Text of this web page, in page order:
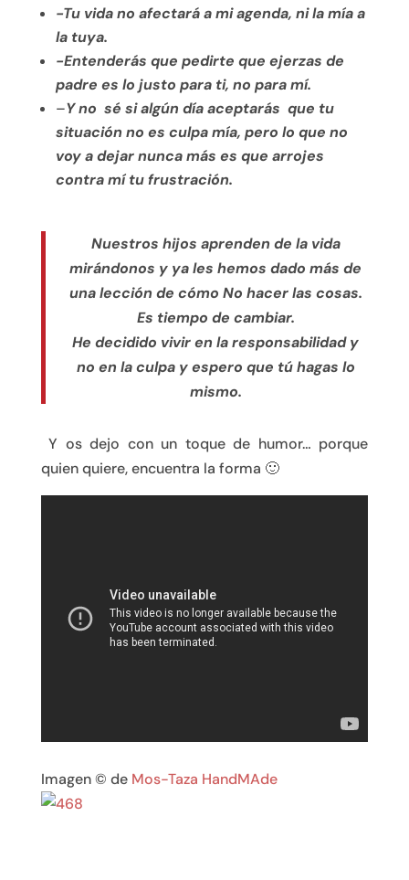
-Tu vida no afectará a mi agenda, ni la mía a
la tuya.
-Entenderás que pedirte que ejerzas de
padre es lo justo para ti, no para mí.
–Y no sé si algún día aceptarás que tu
situación no es culpa mía, pero lo que no
voy a dejar nunca más es que arrojes
contra mí tu frustración.
Nuestros hijos aprenden de la vida
mirándonos y ya les hemos dado más de
una lección de cómo No hacer las cosas.
Es tiempo de cambiar.
He decidido vivir en la responsabilidad y
no en la culpa y espero que tú hagas lo
mismo.
Y os dejo con un toque de humor… porque
quien quiere, encuentra la forma 🙂
Imagen © de Mos-Taza HandMAde